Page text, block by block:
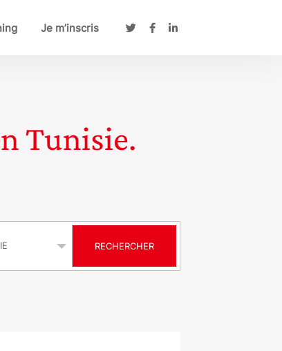
Je m’inscris
Tunisie.
RECHERCHER